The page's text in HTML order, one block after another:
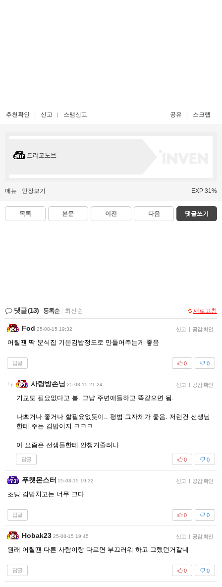
추천확인 신고 스팸신고 공유 스크랩
드라고노브
메뉴 인장보기 EXP 31%
목록 본문 이전 다음 댓글쓰기
댓글(13) 등록순 최신순 새로고침
Fod 25-08-15 19:32 신고 | 공감 확인
어릴땐 딱 분식집 기본김밥정도로 만들어주는게 좋음
답글 0
0
사랑방손님 25-08-15 21:24 신고 | 공감 확인
기교도 필요없다고 봄. 그냥 주변애들하고 똑같으면 됨.
나쁘거나 좋거나 할필요없듯이.. 평범 그자체가 좋음. 저런건 선생님
한테 주는 김밥이지 ㅋㅋㅋ
아 요즘은 선생들한테 안챙겨줄려나
답글 0
0
푸켓몬스터 25-08-15 19:32 신고 | 공감 확인
초딩 김밥치고는 너무 크다...
답글 0
0
Hobak23 25-08-15 19:45 신고 | 공감 확인
원래 어릴땐 다른 사람이랑 다르면 부끄러워 하고 그랬던거같네
답글 0
0